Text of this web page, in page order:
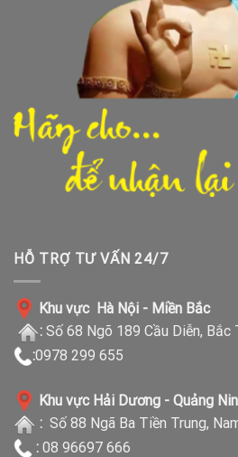
HỖ TRỢ TƯ VẤN 24/7
Khu vực Hà Nội - Miền Bắc
: Số 68 Ngõ 189 Cầu Diễn, Bắc
:0978 299 655
Khu vực Hải Dương - Quảng
: Số 88 Ngã Ba Tiền Trung,
: 08 96697 666